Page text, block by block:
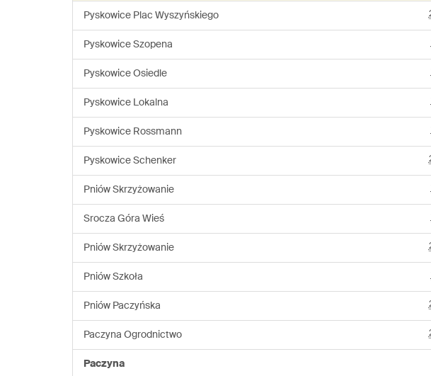
Pyskowice Plac Wyszyńskiego
Pyskowice Szopena
Pyskowice Osiedle
Pyskowice Lokalna
Pyskowice Rossmann
Pyskowice Schenker
Pniów Skrzyżowanie
Srocza Góra Wieś
Pniów Skrzyżowanie
Pniów Szkoła
Pniów Paczyńska
Paczyna Ogrodnictwo
Paczyna